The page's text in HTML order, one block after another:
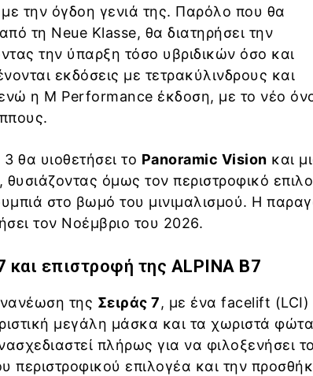
με την όγδοη γενιά της. Παρόλο που θα
τη Neue Klasse, θα διατηρήσει την
την ύπαρξη τόσο υβριδικών όσο και
εκδόσεις με τετρακύλινδρους και
η M Performance έκδοση, με το νέο
θα υιοθετήσει το Panoramic Vision και
θυσιάζοντας όμως τον περιστροφικό
στο βωμό του μινιμαλισμού. Η
τον Νοέμβριο του 2026.
και επιστροφή της ALPINA B7
της Σειράς 7, με ένα facelift (LCI)
μεγάλη μάσκα και τα χωριστά
πλήρως για να φιλοξενήσει
περιστροφικού επιλογέα και την